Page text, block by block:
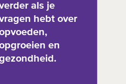
als je
hebt over
en